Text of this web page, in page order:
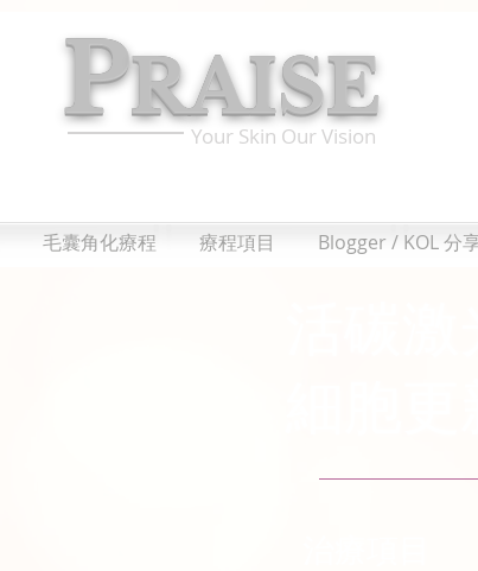
Your Skin Our Vision
PRAISE
毛囊角化療程 療程項目 Blogger / KOL 分